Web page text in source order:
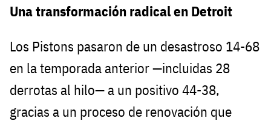
Una transformación radical en Detroit
Los Pistons pasaron de un desastroso 14-68
en la temporada anterior —incluidas 28
derrotas al hilo— a un positivo 44-38,
gracias a un proceso de renovación que